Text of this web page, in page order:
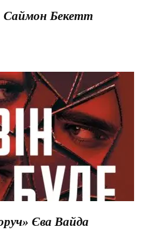
Саймон Бекетт
Єва Вайда